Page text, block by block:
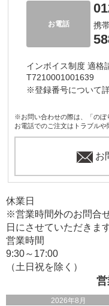
お電話 携
インボイス制度 適格
T7210001001639
※登録番号について
※お問い合わせの際は、「のぼ
お電話でのご注文はトラブルや
お
2026年8月
休業日
※営業時間外のお問合
日にさせていただきま
営業時間
9:30～17:00
（土日祝を除く）